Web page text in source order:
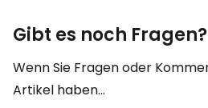
Gibt es noch Fragen?
Wenn Sie Fragen oder
Artikel haben...